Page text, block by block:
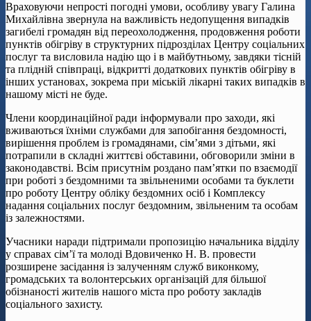
Враховуючи непрості погодні умови, особливу увагу Галина
Михайлівна звернула на важливість недопущення випадків
загибелі громадян від переохолодження, продовження роботи
пунктів обігріву в структурних підрозділах Центру соціальних
послуг та висловила надію що і в майбутньому, завдяки тісній
та плідній співпраці, відкритті додаткових пунктів обігріву в
інших установах, зокрема при міській лікарні таких випадків в
нашому місті не буде.
Члени координаційної ради інформували про заходи, які
вживаються їхніми службами для запобігання бездомності,
вирішення проблем із громадянами, сім’ями з дітьми, які
потрапили в складні життєві обставини, обговорили зміни в
законодавстві. Всім присутнім роздано пам’ятки по взаємодії
при роботі з бездомними та звільненими особами та буклети
про роботу Центру обліку бездомних осіб і Комплексу
надання соціальних послуг бездомним, звільненим та особам
із залежностями.
Учасники наради підтримали пропозицію начальника відділу
у справах сім’ї та молоді Вдовиченко Н. В. провести
розширене засідання із залученням служб виконкому,
громадських та волонтерських організацій для більшої
обізнаності жителів нашого міста про роботу закладів
соціального захисту.